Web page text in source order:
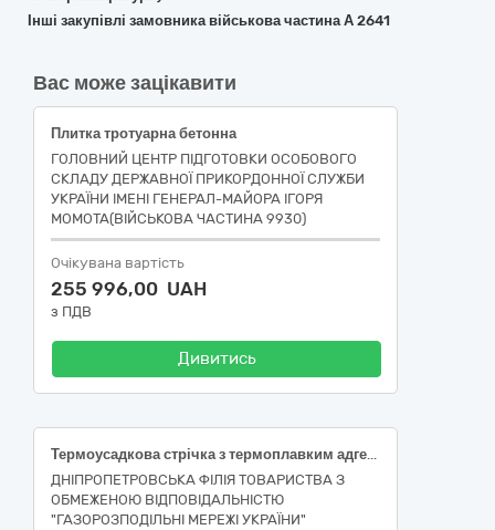
Інші закупівлі замовника військова частина А 2641
Вас може зацікавити
Плитка тротуарна бетонна
ГОЛОВНИЙ ЦЕНТР ПІДГОТОВКИ ОСОБОВОГО
СКЛАДУ ДЕРЖАВНОЇ ПРИКОРДОННОЇ СЛУЖБИ
УКРАЇНИ ІМЕНІ ГЕНЕРАЛ-МАЙОРА ІГОРЯ
МОМОТА(ВІЙСЬКОВА ЧАСТИНА 9930)
Очікувана вартість
255 996,00 UAH
з ПДВ
Дивитись
Термоусадкова стрічка з термоплавким адгезивним підшарком
ДНІПРОПЕТРОВСЬКА ФІЛІЯ ТОВАРИСТВА З
ОБМЕЖЕНОЮ ВІДПОВІДАЛЬНІСТЮ
"ГАЗОРОЗПОДІЛЬНІ МЕРЕЖІ УКРАЇНИ"